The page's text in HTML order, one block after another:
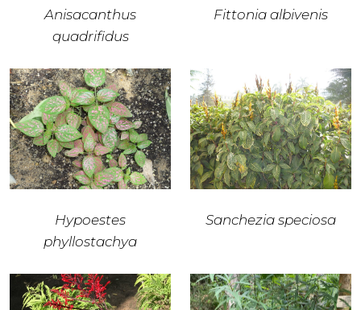
Anisacanthus
quadrifidus
Fittonia albivenis
Hypoestes
phyllostachya
Sanchezia speciosa